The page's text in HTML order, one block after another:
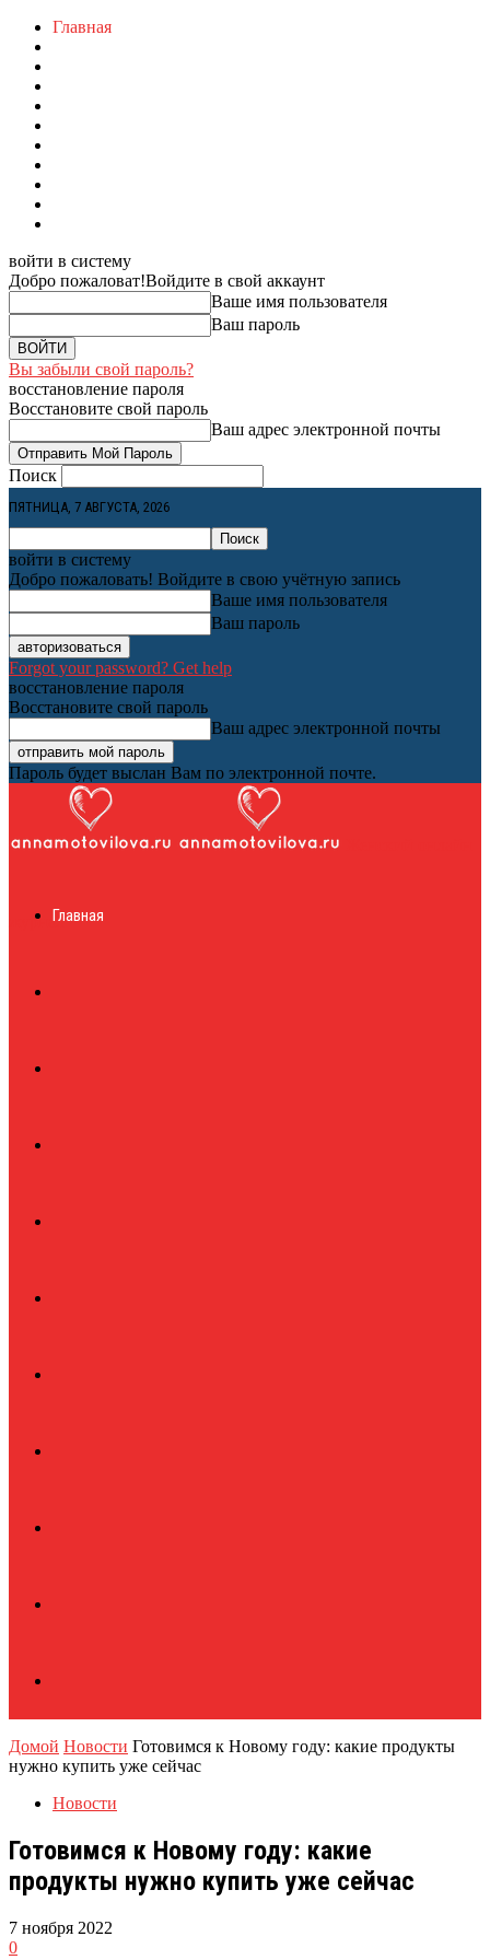
Главная
войти в систему
Добро пожаловат!Войдите в свой аккаунт
Ваше имя пользователя
Ваш пароль
Вы забыли свой пароль?
восстановление пароля
Восстановите свой пароль
Ваш адрес электронной почты
Поиск
ПЯТНИЦА, 7 АВГУСТА, 2026
войти в систему
Добро пожаловать! Войдите в свою учётную запись
Ваше имя пользователя
Ваш пароль
Forgot your password? Get help
восстановление пароля
Восстановите свой пароль
Ваш адрес электронной почты
Пароль будет выслан Вам по электронной почте.
журналГлавная
Домой Новости Готовимся к Новому году: какие продукты
нужно купить уже сейчас
Новости
Готовимся к Новому году: какие
продукты нужно купить уже сейчас
7 ноября 2022
0